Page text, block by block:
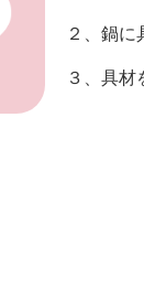
２、鍋に
３、具材